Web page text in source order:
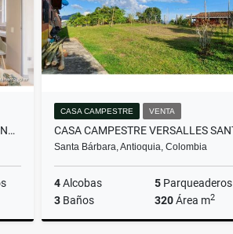
CESIÓN DE DERECHOS EN AMANTINA ITAGÜÍ: UNA COMPRA INTELIGENTE
CASA CAMPESTRE VENTA
Santa Bárbara, Antioquia, Colombia
4Alcobas 5 Parqueaderos
3 Baños 320Área m2